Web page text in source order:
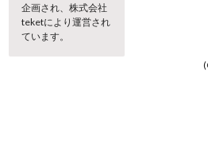
企画され、株式会社
teketにより運営され
ています。